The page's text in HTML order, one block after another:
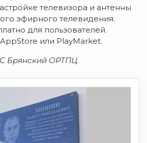
телевизора и антенны
эфирного телевидения.
для пользователей.
или PlayMarket.
Брянский ОРТПЦ